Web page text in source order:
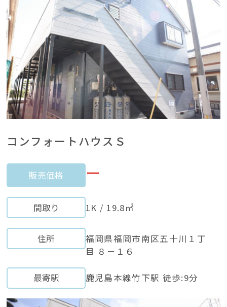
コンフォートハウスＳ
販売価格 ー
間取り 1K / 19.8㎡
住所
福岡県福岡市南区五十川１丁
目 ８－１６
最寄駅 鹿児島本線竹下駅 徒歩:9分